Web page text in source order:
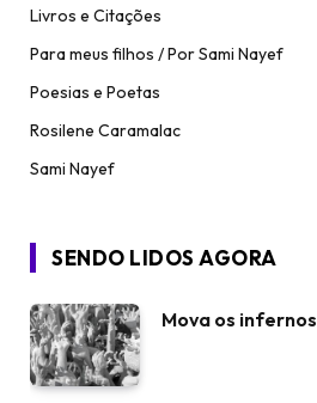
Livros e Citações
Para meus filhos / Por Sami Nayef
Poesias e Poetas
Rosilene Caramalac
Sami Nayef
SENDO LIDOS AGORA
Mova os infernos